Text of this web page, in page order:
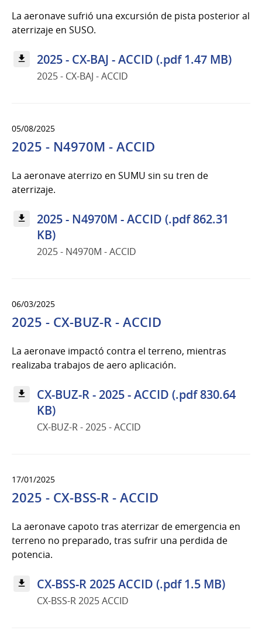
La aeronave sufrió una excursión de pista posterior al
aterrizaje en SUSO.
2025 - CX-BAJ - ACCID (.pdf 1.47 MB)
2025 - CX-BAJ - ACCID
05/08/2025
2025 - N4970M - ACCID
La aeronave aterrizo en SUMU sin su tren de
aterrizaje.
2025 - N4970M - ACCID (.pdf 862.31
KB)
2025 - N4970M - ACCID
06/03/2025
2025 - CX-BUZ-R - ACCID
La aeronave impactó contra el terreno, mientras
realizaba trabajos de aero aplicación.
CX-BUZ-R - 2025 - ACCID (.pdf 830.64
KB)
CX-BUZ-R - 2025 - ACCID
17/01/2025
2025 - CX-BSS-R - ACCID
La aeronave capoto tras aterrizar de emergencia en
terreno no preparado, tras sufrir una perdida de
potencia.
CX-BSS-R 2025 ACCID (.pdf 1.5 MB)
CX-BSS-R 2025 ACCID